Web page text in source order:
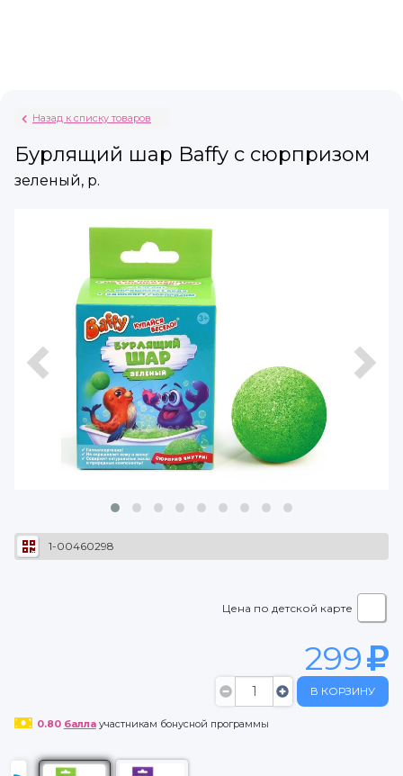
Назад к списку товаров
Бурлящий шар Baffy с сюрпризом
зеленый, р.
1-00460298
Цена по детской карте
299
В КОРЗИНУ
0.80 баллаучастникам бонусной программы